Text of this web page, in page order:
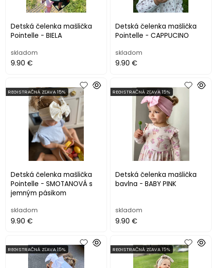
Detská čelenka mašlička
Pointelle - BIELA
skladom
9.90 €
Detská čelenka mašlička
Pointelle - CAPPUCINO
skladom
9.90 €
Detská čelenka mašlička
Pointelle - SMOTANOVÁ s
jemným pásikom
REGISTRAČNÁ ZĽAVA 15%
skladom
9.90 €
Detská čelenka mašlička
bavlna - BABY PINK
REGISTRAČNÁ ZĽAVA 15%
skladom
9.90 €
REGISTRAČNÁ ZĽAVA 15% REGISTRAČNÁ ZĽAVA 15%